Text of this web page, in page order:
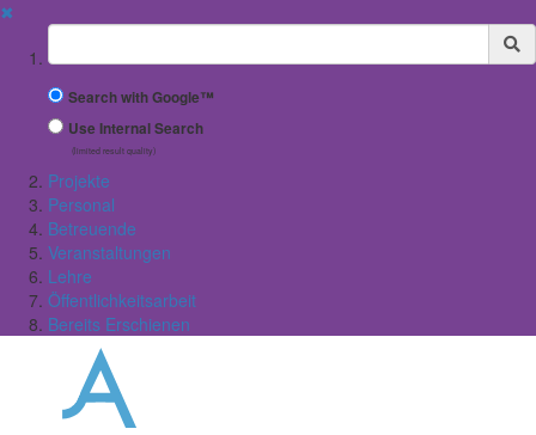
✖
Suchbegriff
Search with Google™
Use Internal Search
(limited result quality)
Projekte
Personal
Betreuende
Veranstaltungen
Lehre
Öffentlichkeitsarbeit
Bereits Erschienen